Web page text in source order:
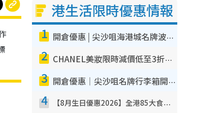
港生活限時優惠情報
1 開倉優惠 | 尖沙咀海港城名牌波鞋開倉低至1折！On鞋$899起／Joy&Peace鞋履$98起
2 CHANEL美妝限時減價低至3折！人氣粉底/唇膏/精華液低至$275！COCO香水都有平
3 開倉優惠｜尖沙咀名牌行李箱開倉低至4折！一連5日 American Tourister/ace./Hallmark $200起！
4 【8月生日優惠2026】全港85大食買玩著數攻略 自助餐/火鍋放題同行免費＋誠品/DONKI送現金券